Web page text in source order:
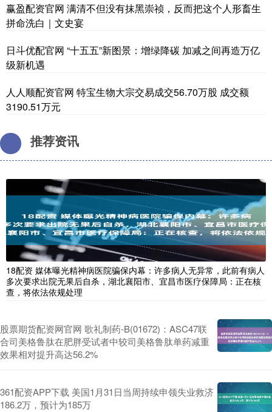
赢盈配资官网 满清不但没有抹黑崇祯，反而把这个人形畜生
拼命洗白｜文史宴
日斗优配官网 “十五五”新图景：增绿降碳 加减之间再造万亿
级新机遇
人人顺配资官网 特宝生物大宗交易成交56.70万股 成交额
3190.51万元
推荐资讯
18配资 媒体曝光精神病医院骗保内幕：许多病人无异常，此前有病人
多次要求出院无果后自杀，湖北襄阳市、宜昌市医疗保障局：正在核
查，将依法依规处理
股票期货配资网官网 歌礼制药-B(01672)：ASC47联
合司美格鲁肽在肥胖受试者中较司美格鲁肽单药减重
效果相对提升高达56.2%
361配资APP下载 美国1月31日当周持续申领失业救济
186.2万，预计为185万